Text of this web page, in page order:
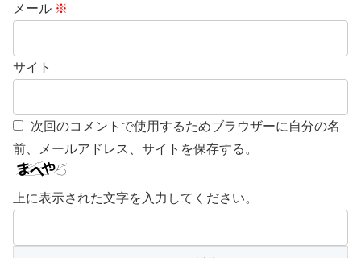
メール ※
サイト
次回のコメントで使用するためブラウザーに自分の名
前、メールアドレス、サイトを保存する。
上に表示された文字を入力してください。